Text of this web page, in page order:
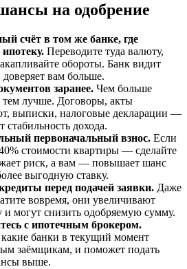
на одобрение
счёт в том же банке, где
Переводите туда валюту,
обороты. Банк видит
вам больше.
заранее. Чем больше
лучше. Договоры, акты
выписки, налоговые декларации —
стабильность дохода.
первоначальный взнос. Если
стоимости квартиры — сделайте
риск, а вам — повышает шанс
выгодную ставку.
перед подачей заявки. Даже
вовремя, они увеличивают
и могут снизить одобряемую сумму.
с ипотечным брокером.
какие банки в текущий момент
заёмщикам, и поможет подать
выше.